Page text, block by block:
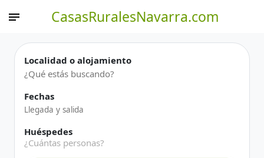
CasasRuralesNavarra.com
Localidad o alojamiento
Fechas
Huéspedes
¿Cuántas personas?